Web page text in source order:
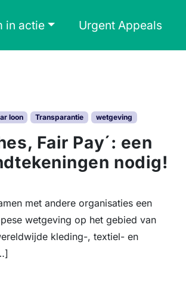
in actie Urgent Appeals
loon Transparantie wetgeving
Fair Pay´: een
nodig!
met andere organisaties een
wetgeving op het gebied van
kleding-, textiel- en